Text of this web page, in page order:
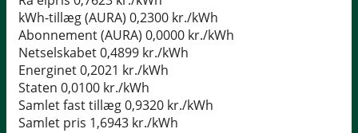
kWh-tillæg (AURA) 0,2300 kr./kWh
Abonnement (AURA) 0,0000 kr./kWh
Netselskabet0,4899 kr./kWh
Energinet0,2021 kr./kWh
Staten 0,0100 kr./kWh
Samlet fast tillæg0,9320 kr./kWh
Samlet pris 1,6943 kr./kWh